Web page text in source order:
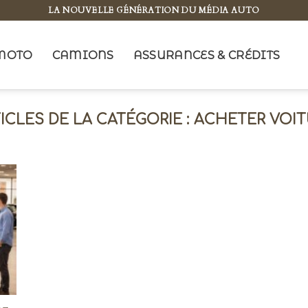
LA NOUVELLE GÉNÉRATION DU MÉDIA AUTO
CAMIONS ASSURANCES & CRÉDITS
ACHETER